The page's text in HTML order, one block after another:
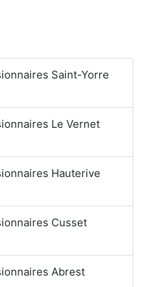
Saint-Yorre
Le Vernet
Hauterive
Cusset
Abrest